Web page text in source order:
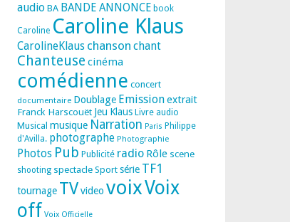
audio BA BANDE ANNONCE book
Caroline Caroline Klaus
CarolineKlaus chanson chant
Chanteuse cinéma
comédienne concert
documentaire Doublage Emissionextrait
Franck Harscouët Jeu Klaus Livre audio
Musical musique Narration Paris Philippe
d'Avilla. photographe Photographie
Photos Pub Publicité radio Rôle scene
shooting spectacle Sport série TF1
tournage TVvideo voixVoix
off Voix Officielle